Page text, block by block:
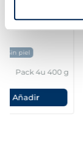
Lomos de
austral MSC
Sin espinas
15,99 €